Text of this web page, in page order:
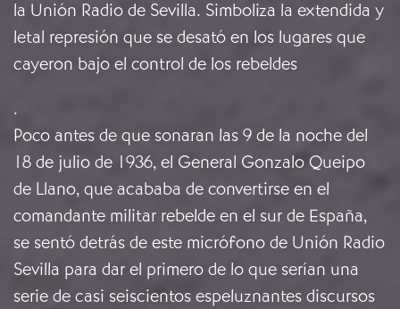
la Unión Radio de Sevilla. Simboliza la extendida y
letal represión que se desató en los lugares que
cayeron bajo el control de los rebeldes
.
Poco antes de que sonaran las 9 de la noche del
18 de julio de 1936, el General Gonzalo Queipo
de Llano, que acababa de convertirse en el
comandante militar rebelde en el sur de España,
se sentó detrás de este micrófono de Unión Radio
Sevilla para dar el primero de lo que serían una
serie de casi seiscientos espeluznantes discursos